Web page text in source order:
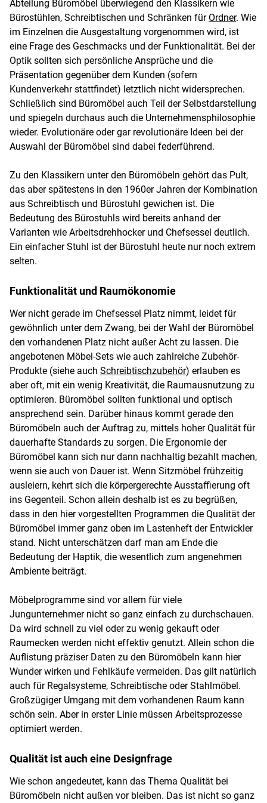
Abteilung Büromöbel überwiegend den Klassikern wie
Bürostühlen, Schreibtischen und Schränken für Ordner. Wie
im Einzelnen die Ausgestaltung vorgenommen wird, ist
eine Frage des Geschmacks und der Funktionalität. Bei der
Optik sollten sich persönliche Ansprüche und die
Präsentation gegenüber dem Kunden (sofern
Kundenverkehr stattfindet) letztlich nicht widersprechen.
Schließlich sind Büromöbel auch Teil der Selbstdarstellung
und spiegeln durchaus auch die Unternehmensphilosophie
wieder. Evolutionäre oder gar revolutionäre Ideen bei der
Auswahl der Büromöbel sind dabei federführend.
Zu den Klassikern unter den Büromöbeln gehört das Pult,
das aber spätestens in den 1960er Jahren der Kombination
aus Schreibtisch und Bürostuhl gewichen ist. Die
Bedeutung des Bürostuhls wird bereits anhand der
Varianten wie Arbeitsdrehhocker und Chefsessel deutlich.
Ein einfacher Stuhl ist der Bürostuhl heute nur noch extrem
selten.
Funktionalität und Raumökonomie
Wer nicht gerade im Chefsessel Platz nimmt, leidet für
gewöhnlich unter dem Zwang, bei der Wahl der Büromöbel
den vorhandenen Platz nicht außer Acht zu lassen. Die
angebotenen Möbel-Sets wie auch zahlreiche Zubehör-
Produkte (siehe auch Schreibtischzubehör) erlauben es
aber oft, mit ein wenig Kreativität, die Raumausnutzung zu
optimieren. Büromöbel sollten funktional und optisch
ansprechend sein. Darüber hinaus kommt gerade den
Büromöbeln auch der Auftrag zu, mittels hoher Qualität für
dauerhafte Standards zu sorgen. Die Ergonomie der
Büromöbel kann sich nur dann nachhaltig bezahlt machen,
wenn sie auch von Dauer ist. Wenn Sitzmöbel frühzeitig
ausleiern, kehrt sich die körpergerechte Ausstaffierung oft
ins Gegenteil. Schon allein deshalb ist es zu begrüßen,
dass in den hier vorgestellten Programmen die Qualität der
Büromöbel immer ganz oben im Lastenheft der Entwickler
stand. Nicht unterschätzen darf man am Ende die
Bedeutung der Haptik, die wesentlich zum angenehmen
Ambiente beiträgt.
Möbelprogramme sind vor allem für viele
Jungunternehmer nicht so ganz einfach zu durchschauen.
Da wird schnell zu viel oder zu wenig gekauft oder
Raumecken werden nicht effektiv genutzt. Allein schon die
Auflistung präziser Daten zu den Büromöbeln kann hier
Wunder wirken und Fehlkäufe vermeiden. Das gilt natürlich
auch für Regalsysteme, Schreibtische oder Stahlmöbel.
Großzügiger Umgang mit dem vorhandenen Raum kann
schön sein. Aber in erster Linie müssen Arbeitsprozesse
optimiert werden.
Qualität ist auch eine Designfrage
Wie schon angedeutet, kann das Thema Qualität bei
Büromöbeln nicht außen vor bleiben. Das ist nicht so ganz